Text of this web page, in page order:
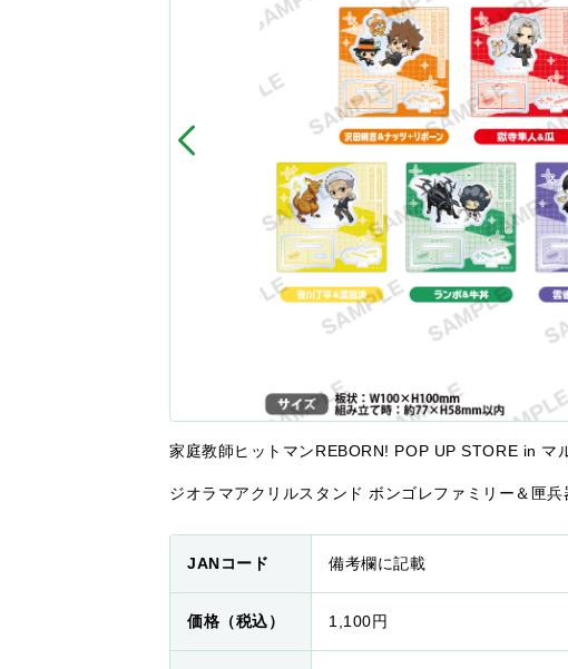
家庭教師ヒットマンREBORN! POP UP STORE in マ
ジオラマアクリルスタンド ボンゴレファミリー＆匣兵
JANコード 備考欄に記載
価格（税込） 1,100円